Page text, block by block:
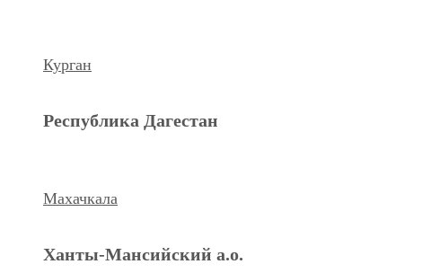
Курган
Республика Дагестан
Махачкала
Ханты-Мансийский а.о.